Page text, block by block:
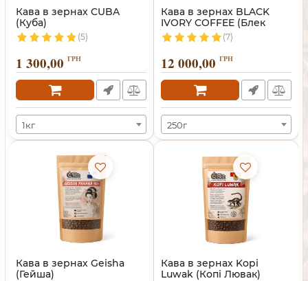
Кава в зернах CUBA
(Куба)
(5)
1 300,00 ГРН
1кг
Кава в зернах BLACK
IVORY COFFEE (Блек
Айворі)
(7)
12 000,00 ГРН
250г
Кава в зернах Geisha
(Гейша)
Кава в зернах Kopi
Luwak (Копі Лювак)